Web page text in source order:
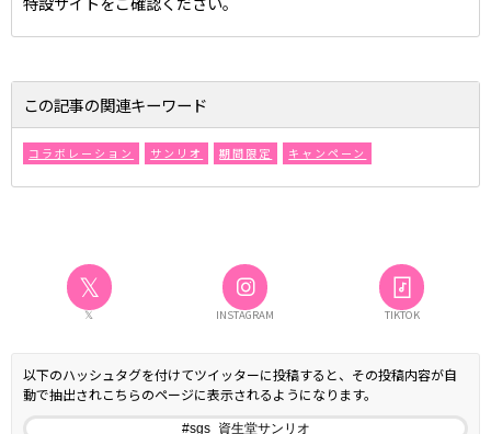
この記事の関連キーワード
コラボレーション サンリオ 期間限定 キャンペーン
𝕏
𝕏 INSTAGRAM TIKTOK
以下のハッシュタグを付けてツイッターに投稿すると、その投稿内容が自
動で抽出されこちらのページに表示されるようになります。